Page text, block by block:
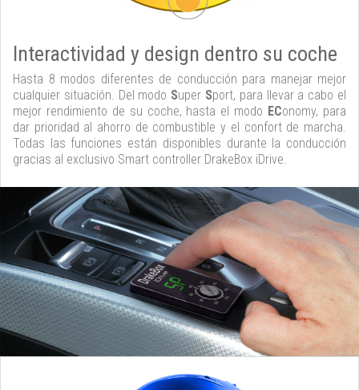
Interactividad y design dentro su coche
Hasta 8 modos diferentes de conducción para manejar mejor
cualquier situación. Del modo Super Sport, para llevar a cabo el
mejor rendimiento de su coche, hasta el modo EConomy, para
dar prioridad al ahorro de combustible y el confort de marcha.
Todas las funciones están disponibles durante la conducción
gracias al exclusivo Smart controller DrakeBox iDrive.